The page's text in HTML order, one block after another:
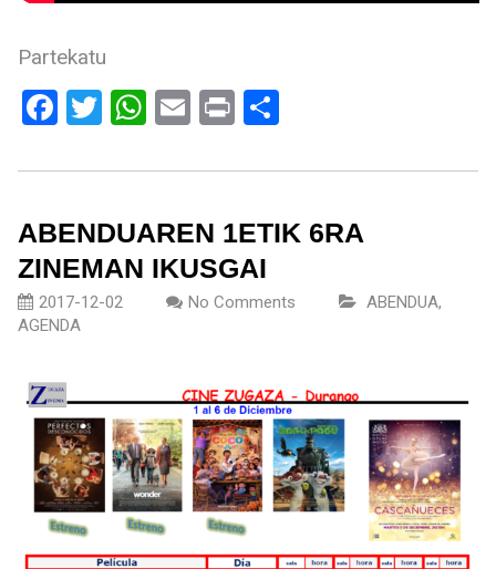
Partekatu
Facebook
Twitter
WhatsApp
Email
PrintShare
ABENDUAREN 1ETIK 6RA
ZINEMAN IKUSGAI
2017-12-02 No Comments ABENDUA,
AGENDA